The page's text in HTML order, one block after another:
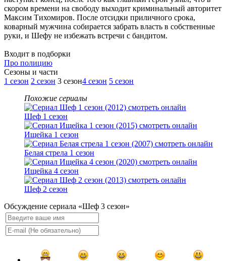
скором времени на свободу выходит криминальный авторитет
Максим Тихомиров. После отсидки приличного срока,
коварный мужчина собирается забрать власть в собственные
руки, и Шефу не избежать встречи с бандитом.
Входит в подборки
Про полицию
Cезоны и части
1 сезон 2 сезон 3 сезон4 сезон 5 сезон
Похожие сериалы
Шеф 1 сезон
Ищейка 1 сезон
Белая стрела 1 сезон
Ищейка 4 сезон
Шеф 2 сезон
Обсуждение сериала «Шеф 3 сезон»